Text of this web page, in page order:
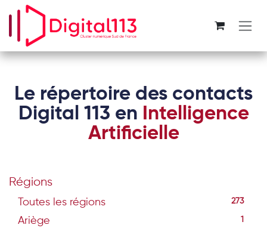
Se rendre au contenu
Le répertoire des contacts
Digital 113 en Intelligence
Artificielle
Régions
Toutes les régions 273
Ariège 1